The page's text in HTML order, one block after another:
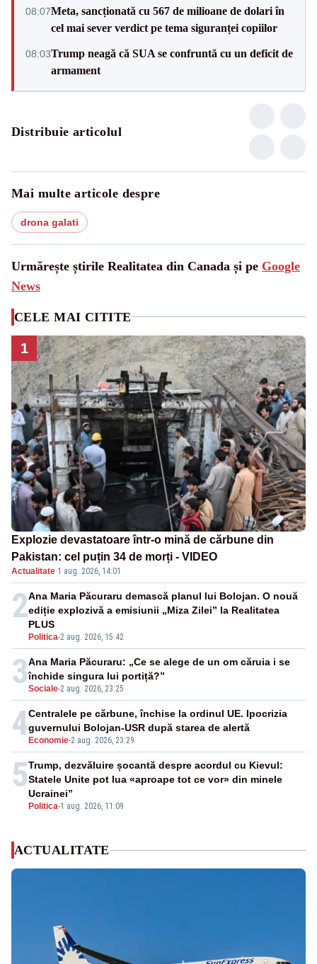
08:07Meta, sancționată cu 567 de milioane de dolari în
cel mai sever verdict pe tema siguranței copiilor
08:03Trump neagă că SUA se confruntă cu un deficit de
armament
Distribuie articolul
Mai multe articole despre
drona galati
Urmărește știrile Realitatea din Canada și pe Google
News
CELE MAI CITITE
1
Explozie devastatoare într-o mină de cărbune din
Pakistan: cel puțin 34 de morți - VIDEO
Actualitate·1 aug. 2026, 14:01
2
Politica-2 aug. 2026, 15:42
Ana Maria Păcuraru demască planul lui Bolojan. O nouă
ediție explozivă a emisiunii „Miza Zilei” la Realitatea
PLUS
3Sociale-2 aug. 2026, 23:25
Ana Maria Păcuraru: „Ce se alege de un om căruia i se
închide singura lui portiță?”
4 Economie-2 aug. 2026, 23:29
Centralele pe cărbune, închise la ordinul UE. Ipocrizia
guvernului Bolojan-USR după starea de alertă
5
Politica-1 aug. 2026, 11:09
Trump, dezvăluire șocantă despre acordul cu Kievul:
Statele Unite pot lua «aproape tot ce vor» din minele
Ucrainei”
ACTUALITATE